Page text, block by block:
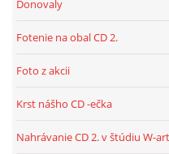
Donovaly
Fotenie na obal CD 2.
Foto z akcii
Krst nášho CD -ečka
Nahrávanie CD 2. v štúdiu W-art